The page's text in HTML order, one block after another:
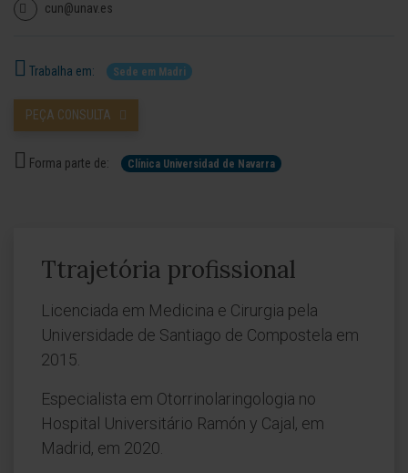
cun@unav.es
Trabalha em: Sede em Madri
PEÇA CONSULTA
Forma parte de: Clínica Universidad de Navarra
Ttrajetória profissional
Licenciada em Medicina e Cirurgia pela
Universidade de Santiago de Compostela em
2015.
Especialista em Otorrinolaringologia no
Hospital Universitário Ramón y Cajal, em
Madrid, em 2020.